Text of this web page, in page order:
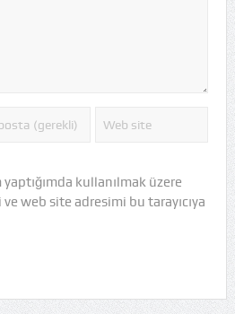
kullanılmak üzere
web site adresimi bu tarayıcıya